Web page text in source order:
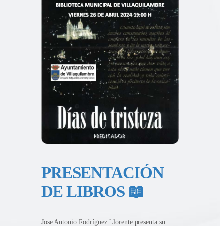
PRESENTACIÓN
DE LIBROS 📖
Jose Antonio Rodríguez Llorente presenta su